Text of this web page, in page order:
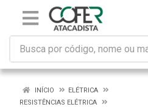
INÍCIO
ELÉTRICA
RESISTÊNCIAS ELÉTRICA